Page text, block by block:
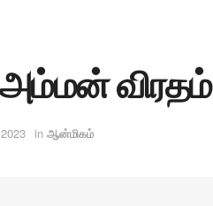
அம்மன் விரதம்
in ஆன்மிகம்